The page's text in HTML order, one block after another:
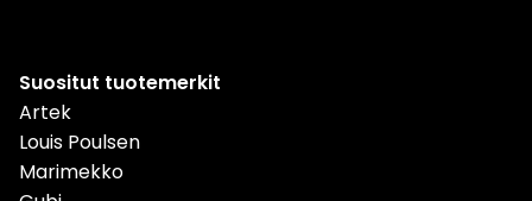
Suositut tuotemerkit
Artek
Louis Poulsen
Marimekko